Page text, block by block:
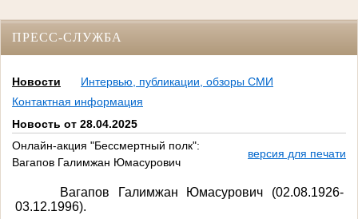
ПРЕСС-СЛУЖБА
Новости
Интервью, публикации, обзоры СМИ
Контактная информация
Новость от 28.04.2025
Онлайн-акция "Бессмертный полк":
Вагапов Галимжан Юмасурович
версия для печати
Вагапов Галимжан Юмасурович (02.08.1926-
03.12.1996).